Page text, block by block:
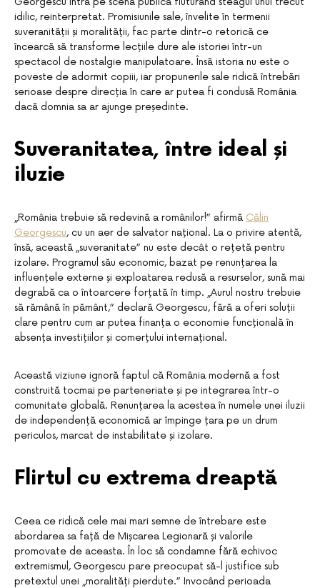
idilic, reinterpretat. Promisiunile sale, învelite în termenii
suveranității și moralității, fac parte dintr-o retorică ce
încearcă să transforme lecțiile dure ale istoriei într-un
spectacol de nostalgie manipulatoare. Însă istoria nu este o
poveste de adormit copiii, iar propunerile sale ridică întrebări
serioase despre direcția în care ar putea fi condusă România
dacă domnia sa ar ajunge președinte.
Suveranitatea, între ideal și
iluzie
„România trebuie să redevină a românilor!” afirmă Călin
Georgescu, cu un aer de salvator național. La o privire atentă,
însă, această „suveranitate” nu este decât o rețetă pentru
izolare. Programul său economic, bazat pe renunțarea la
influențele externe și exploatarea redusă a resurselor, sună mai
degrabă ca o întoarcere forțată în timp. „Aurul nostru trebuie
să rămână în pământ,” declară Georgescu, fără a oferi soluții
clare pentru cum ar putea finanța o economie funcțională în
absența investițiilor și comerțului internațional.
Această viziune ignoră faptul că România modernă a fost
construită tocmai pe parteneriate și pe integrarea într-o
comunitate globală. Renunțarea la acestea în numele unei iluzii
de independență economică ar împinge țara pe un drum
periculos, marcat de instabilitate și izolare.
Flirtul cu extrema dreaptă
Ceea ce ridică cele mai mari semne de întrebare este
abordarea sa față de Mișcarea Legionară și valorile
promovate de aceasta. În loc să condamne fără echivoc
extremismul, Georgescu pare preocupat să-l justifice sub
pretextul unei „moralități pierdute.” Invocând perioada